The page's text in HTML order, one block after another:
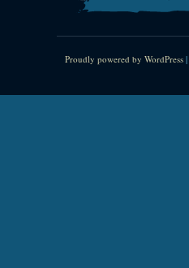
Proudly powered by WordPress |